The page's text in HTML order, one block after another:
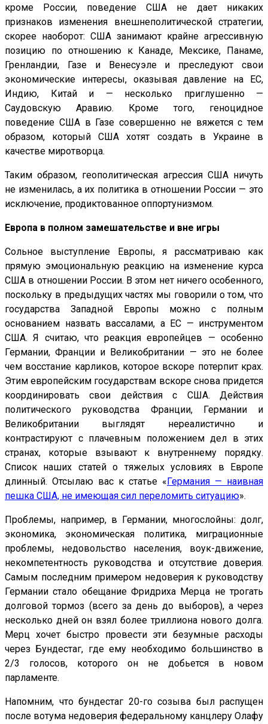
кроме России, поведение США не дает никаких
признаков изменения внешнеполитической стратегии,
скорее наоборот: США занимают крайне агрессивную
позицию по отношению к Канаде, Мексике, Панаме,
Гренландии, Газе и Венесуэле и преследуют свои
экономические интересы, оказывая давление на ЕС,
Индию, Китай и — несколько приглушенно —
Саудовскую Аравию. Кроме того, геноцидное
поведение США в Газе совершенно не вяжется с тем
образом, который США хотят создать в Украине в
качестве миротворца.
Таким образом, геополитическая агрессия США ничуть
не изменилась, а их политика в отношении России — это
исключение, продиктованное оппортунизмом.
Европа в полном замешательстве и вне игры
Сольное выступление Европы, я рассматриваю как
прямую эмоциональную реакцию на изменение курса
США в отношении России. В этом нет ничего особенного,
поскольку в предыдущих частях мы говорили о том, что
государства Западной Европы можно с полным
основанием назвать вассалами, а ЕС — инструментом
США. Я считаю, что реакция европейцев — особенно
Германии, Франции и Великобритании — это не более
чем восстание карликов, которое вскоре потерпит крах.
Этим европейским государствам вскоре снова придется
координировать свои действия с США. Действия
политического руководства Франции, Германии и
Великобритании выглядят нереалистично и
контрастируют с плачевным положением дел в этих
странах, которые взывают к внутреннему порядку.
Список наших статей о тяжелых условиях в Европе
длинный. Отсылаю вас к статье « Германия — наивная
пешка США, не имеющая сил переломить ситуацию».
Проблемы, например, в Германии, многослойны: долг,
экономика, экономическая политика, миграционные
проблемы, недовольство населения, воук-движение,
некомпетентность руководства и отсутствие доверия.
Самым последним примером недоверия к руководству
Германии стало обещание Фридриха Мерца не трогать
долговой тормоз (всего за день до выборов), а через
несколько дней он взял более триллиона нового долга.
Мерц хочет быстро провести эти безумные расходы
через Бундестаг, где ему необходимо большинство в
2/3 голосов, которого он не добьется в новом
парламенте.
Напомним, что бундестаг 20-го созыва был распущен
после вотума недоверия федеральному канцлеру Олафу